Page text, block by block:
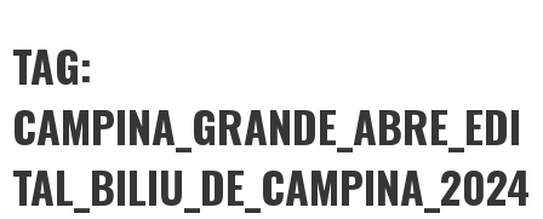
TAG:
CAMPINA_GRANDE_ABRE_EDI
TAL_BILIU_DE_CAMPINA_2024